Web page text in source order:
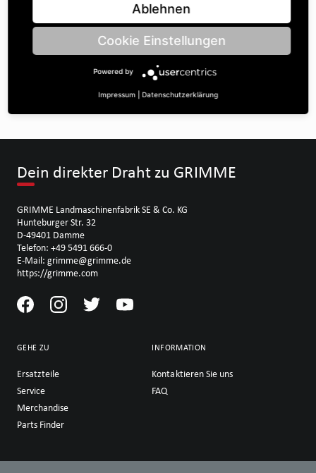
KETTENRÄdeR EINFACH ¾“ | Zähnezahl A: 23 | BohrungsØ B:
35 | Länge C: 35 |
Dein direkter Draht zu GRIMME
GRIMME Landmaschinenfabrik SE & Co. KG
Hunteburger Str. 32
D-49401 Damme
Telefon: +49 5491 666-0
E-Mail: grimme@grimme.de
https://grimme.com
GEHE ZU
Ersatzteile
Service
Merchandise
Parts Finder
INFORMATION
Kontaktieren Sie uns
FAQ
Ablehnen
Cookie Einstellungen
Powered by
Impressum Datenschutzerklärung